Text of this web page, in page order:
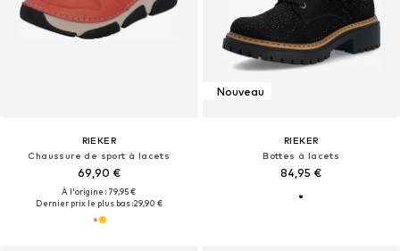
RIEKER
Chaussure de sport à lacets
69,90 €
À l'origine : 79,95 €
Dernier prix le plus bas :29,90 €
Nouveau
RIEKER
Bottes à lacets
84,95 €